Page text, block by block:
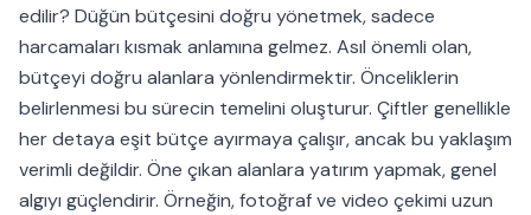
edilir? Düğün bütçesini doğru yönetmek, sadece
harcamaları kısmak anlamına gelmez. Asıl önemli olan,
bütçeyi doğru alanlara yönlendirmektir. Önceliklerin
belirlenmesi bu sürecin temelini oluşturur. Çiftler genellikle
her detaya eşit bütçe ayırmaya çalışır, ancak bu yaklaşım
verimli değildir. Öne çıkan alanlara yatırım yapmak, genel
algıyı güçlendirir. Örneğin, fotoğraf ve video çekimi uzun